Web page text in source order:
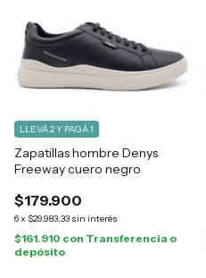
Zapatillas hombre Denys
Freeway cuero negro
$179.900
6x $29.983,33 sin interés
LLEVÁ 2 Y PAGÁ 1
$161.910 con Transferencia o
depósito